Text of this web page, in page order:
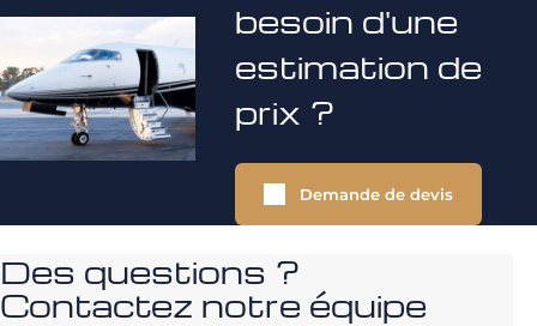
besoin d'une
estimation de
prix ?
Demande de devis
Des questions ?
Contactez notre équipe